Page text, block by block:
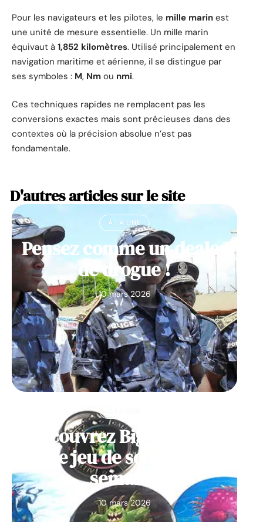
Pour les navigateurs et les pilotes, le mille marin est
une unité de mesure essentielle. Un mille marin
équivaut à 1,852 kilomètres. Utilisé principalement en
navigation maritime et aérienne, il se distingue par
ses symboles : M, Nm ou nmi.
Ces techniques rapides ne remplacent pas les
conversions exactes mais sont précieuses dans des
contextes où la précision absolue n’est pas
fondamentale.
D'autres articles sur le site
À LA UNE
Pensez comme un dealer
de drogue !
10 mars 2026
Découvrez Big Monster,
notre jeu de société de la
semaine
10 mars 2026